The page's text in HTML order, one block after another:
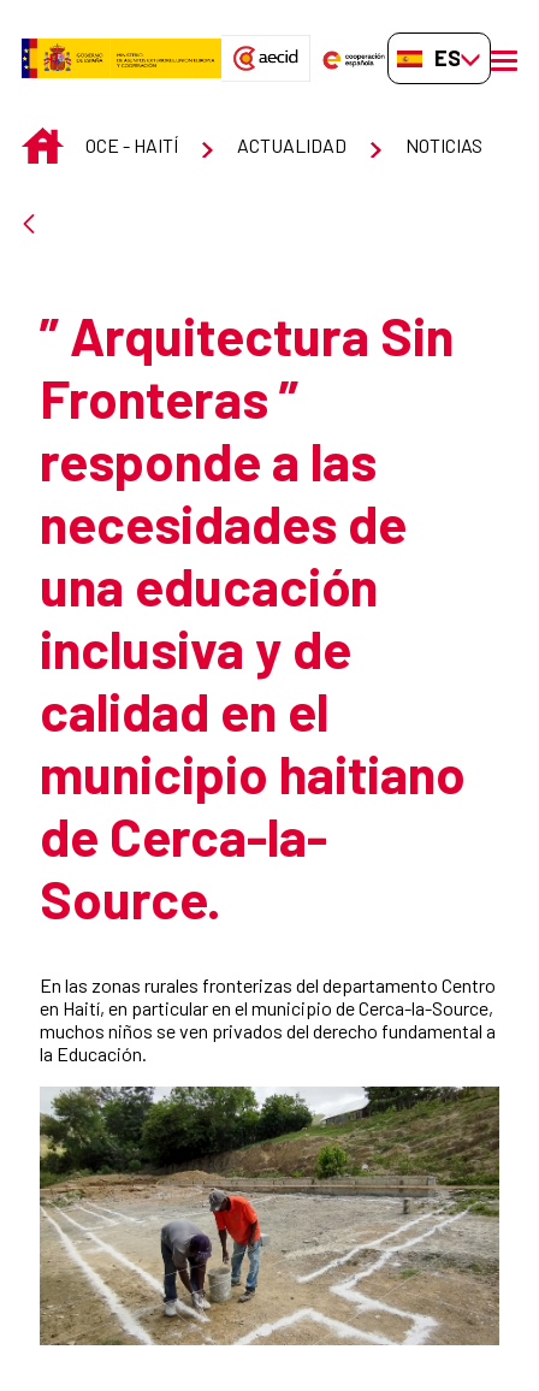
ES-ES
INICIOOCE - HAITÍ ACTUALIDAD NOTICIAS
” Arquitectura Sin
Fronteras ”
responde a las
necesidades de
una educación
inclusiva y de
calidad en el
municipio haitiano
de Cerca-la-
Source.
En las zonas rurales fronterizas del departamento Centro
en Haití, en particular en el municipio de Cerca-la-Source,
muchos niños se ven privados del derecho fundamental a
la Educación.